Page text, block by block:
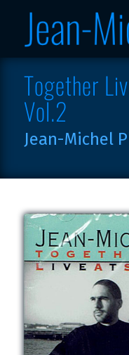
Together
Vol.2
Jean-Michel